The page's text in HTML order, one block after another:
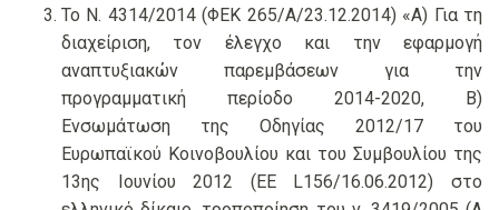
Το Ν. 4314/2014 (ΦΕΚ 265/Α/23.12.2014) «Α) Για τη
διαχείριση, τον έλεγχο και την εφαρμογή
αναπτυξιακών παρεμβάσεων για την
προγραμματική περίοδο 2014-2020, Β)
Ενσωμάτωση της Οδηγίας 2012/17 του
Ευρωπαϊκού Κοινοβουλίου και του Συμβουλίου της
13ης Ιουνίου 2012 (ΕΕ L156/16.06.2012) στο